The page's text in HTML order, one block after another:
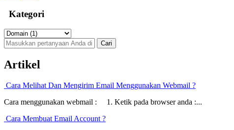
Kategori
Artikel
Cara Melihat Dan Mengirim Email Menggunakan Webmail ?
Cara menggunakan webmail : 1. Ketik pada browser anda :...
Cara Membuat Email Account ?